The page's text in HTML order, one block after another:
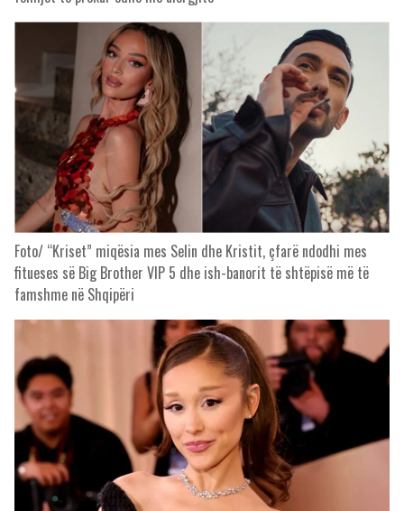
Foto/ “Kriset” miqësia mes Selin dhe Kristit, çfarë ndodhi mes
fitueses së Big Brother VIP 5 dhe ish-banorit të shtëpisë më të
famshme në Shqipëri